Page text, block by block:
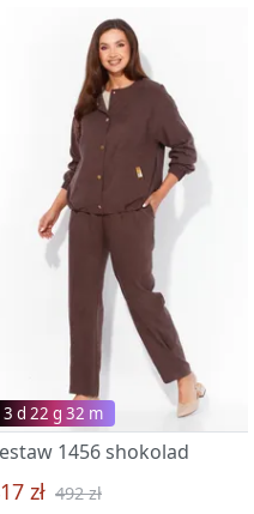
3 d 22 g 32 m
1456 shokolad
zł 492 zł